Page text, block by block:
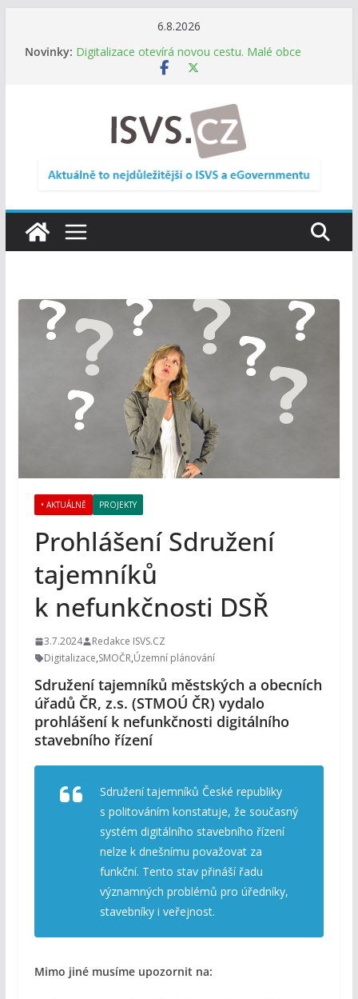
6.8.2026
Novinky: novou mobilní aplikaci
Digitalizace otevírá novou cestu. Malé obce
veřejnost do testování digitálních služeb
DIA: Informační systém dlouhodobého řízení
(ISDŘ) je od července v plném provozu
zveřejnil materiály z nového jednání
• AKTUÁLNĚ PROJEKTY
Prohlášení Sdružení
tajemníků
k nefunkčnosti DSŘ
3.7.2024
Redakce ISVS.CZ
Digitalizace,SMOČR,Územní plánování
Sdružení tajemníků městských a obecních
úřadů ČR, z.s. (STMOÚ ČR) vydalo
prohlášení k nefunkčnosti digitálního
stavebního řízení
Sdružení tajemníků České republiky
s politováním konstatuje, že současný
systém digitálního stavebního řízení
nelze k dnešnímu považovat za
funkční. Tento stav přináší řadu
významných problémů pro úředníky,
stavebníky i veřejnost.
Mimo jiné musíme upozornit na: